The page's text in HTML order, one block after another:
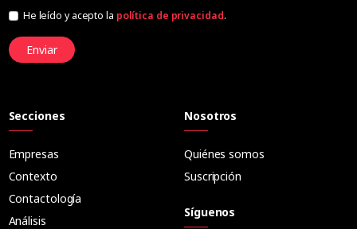
He leído y acepto la política de privacidad.
Enviar
Secciones
Empresas
Contexto
Contactología
Análisis
Nosotros
Quiénes somos
Suscripción
Síguenos